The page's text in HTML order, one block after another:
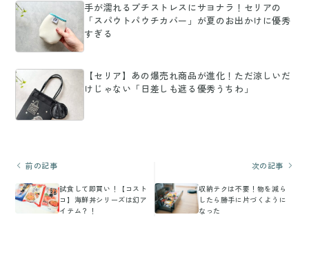
手が濡れるプチストレスにサヨナラ！セリアの
「スパウトパウチカバー」が夏のお出かけに優秀
すぎる
【セリア】あの爆売れ商品が進化！ただ涼しいだ
けじゃない「日差しも遮る優秀うちわ」
前の記事
試食して即買い！【コスト
コ】海鮮丼シリーズは幻ア
イテム？！
次の記事
収納テクは不要！物を減ら
したら勝手に片づくように
なった